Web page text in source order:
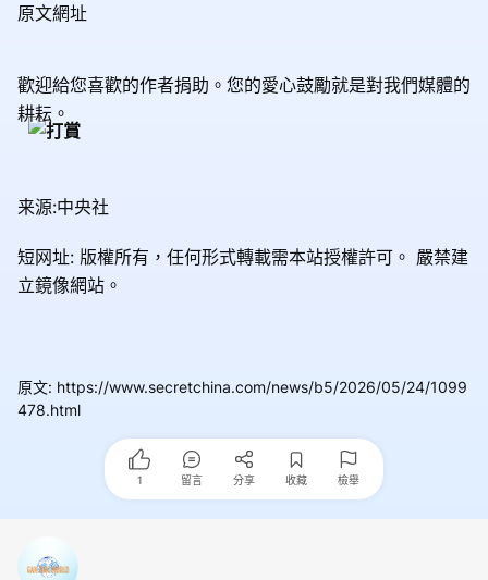
原文網址
歡迎給您喜歡的作者捐助。您的愛心鼓勵就是對我們媒體的
耕耘。
来源:中央社
短网址: 版權所有，任何形式轉載需本站授權許可。 嚴禁建
立鏡像網站。
原文: https://www.secretchina.com/news/b5/2026/05/24/1099
478.html
1 留言 分享 收藏 檢舉